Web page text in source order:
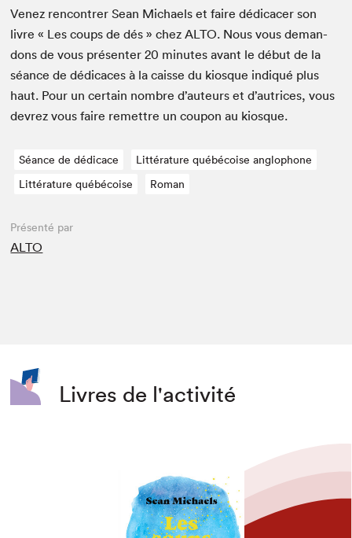
Venez ren­con­tr­er Sean Michaels et faire dédi­cac­er son
livre « Les coups de dés » chezALTO. Nous vous deman­
dons de vous présen­ter20 min­utes avant le début de la
séance de dédi­caces à la caisse du kiosque indiqué plus
haut. Pour un cer­tain nom­bre d’auteurs et d’autrices, vous
devrez vous faire remet­tre un coupon au kiosque.
Séance de dédicace
Littérature québécoise anglophone
Littérature québécoise
Roman
Présenté par
ALTO
Livres de l'activité